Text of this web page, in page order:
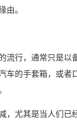
由。
流行，通常只是以
车的手套箱，或者
，尤其是当人们已